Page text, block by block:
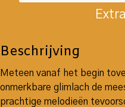
Beschrijving
Meteen vanaf het begin
onmerkbare glimlach de
prachtige melodieën